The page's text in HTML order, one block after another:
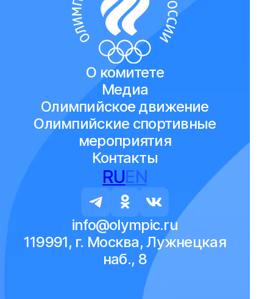
О комитете
Медиа
Олимпийское движение
Олимпийские спортивные
мероприятия
Контакты
RUEN
info@olympic.ru
119991, г. Москва, Лужнецкая
наб., 8